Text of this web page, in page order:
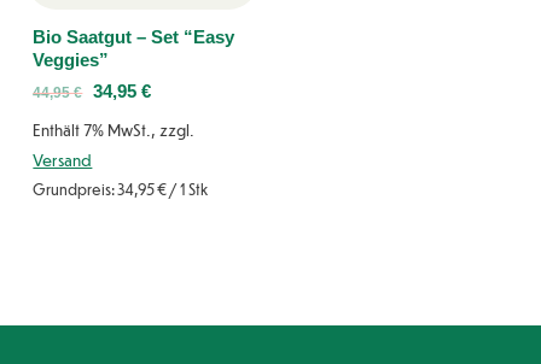
Bio Saatgut – Set “Easy
Veggies”
44,95€ 34,95€
Enthält 7% MwSt., zzgl.
Versand
Grundpreis:34,95€/ 1 Stk